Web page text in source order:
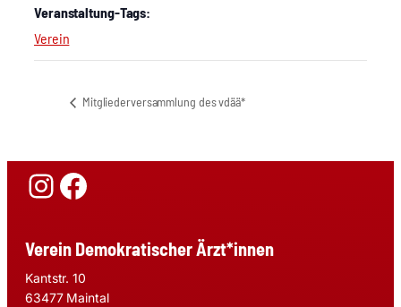
Veranstaltung-Tags:
Verein
Mit­glie­der­ver­samm­lung des vdää*
Instagram
Facebook
Verein Demokratischer Ärzt*innen
Kantstr. 10
63477 Maintal